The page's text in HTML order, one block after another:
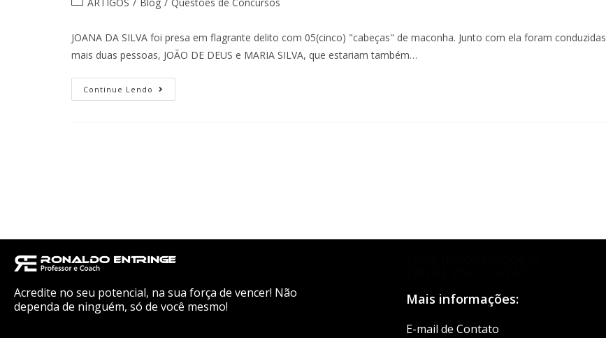
JOANA DA SILVA foi presa em flagrante delito com 05(cinco) "cabeças" de maconha. Junto com ela foram conduzidas
mais duas pessoas, JOÃO DE DEUS e MARIA SILVA, que estariam também…
Continue Lendo
Acredite no seu potencial, na sua força de vencer! Não
dependa de ninguém, só de você mesmo!
Mais informações:
E-mail de Contato